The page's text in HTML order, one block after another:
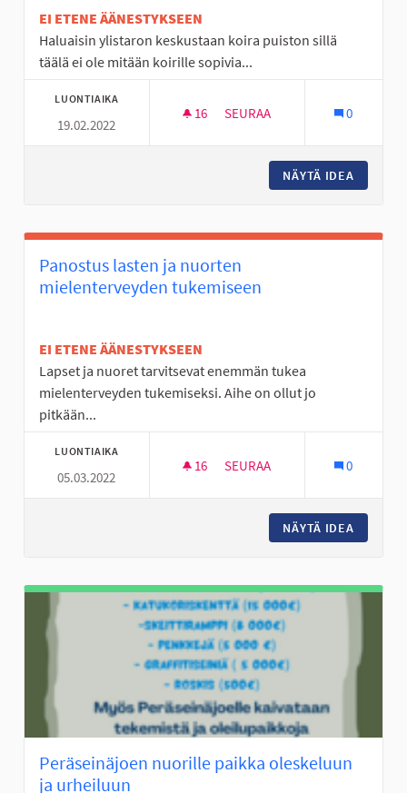
EI ETENE ÄÄNESTYKSEEN
Haluaisin ylistaron keskustaan koira puiston sillä
täälä ei ole mitään koirille sopivia...
LUONTIAIKA
19.02.2022
16 16 SEURAAJAA
SEURAA 0
NÄYTÄ IDEA
Panostus lasten ja nuorten
mielenterveyden tukemiseen
EI ETENE ÄÄNESTYKSEEN
Lapset ja nuoret tarvitsevat enemmän tukea
mielenterveyden tukemiseksi. Aihe on ollut jo
pitkään...
LUONTIAIKA
05.03.2022
16 16 SEURAAJAA
SEURAA 0
NÄYTÄ IDEA
Peräseinäjoen nuorille paikka oleskeluun
ja urheiluun